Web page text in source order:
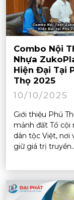
Combo Nội
Nhựa
Hiện Đại Tại
Thọ 2025
10/10/2025
Giới thiệu Phú
mảnh đất Tổ cội
dân tộc Việt, nơi
giữ giá trị